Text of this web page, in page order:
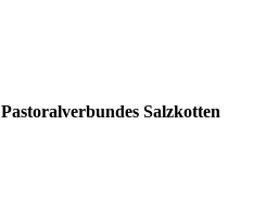
Salzkotten